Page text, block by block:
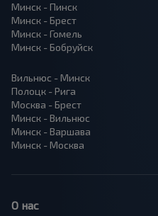
Минск - Пинск
Минск - Брест
Минск - Гомель
Минск - Бобруйск
Вильнюс - Минск
Полоцк - Рига
Москва - Брест
Минск - Вильнюс
Минск - Варшава
Минск - Москва
О нас